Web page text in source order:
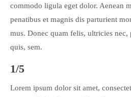
commodo ligula eget dolor. Aenean
penatibus et magnis dis parturient
mus. Donec quam felis, ultricies nec,
quis, sem.
1/5
Lorem ipsum dolor sit amet,